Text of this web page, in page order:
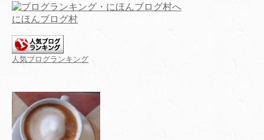
にほんブログ村
人気ブログランキング